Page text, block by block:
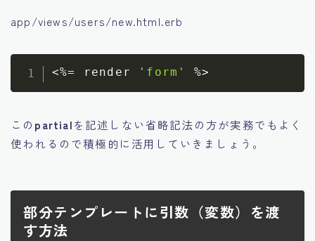
app/views/users/new.html.erb
<%= render 'form' %>
この partialを記述しない省略記法の方が実務でもよく
使われるので積極的に活用していきましょう。
部分テンプレートに引数（変数）を渡
す方法